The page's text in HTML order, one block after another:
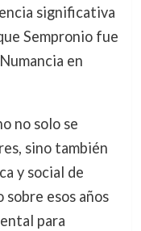
significativa
Sempronio fue
en
no solo se
sino también
y social de
esos años
para